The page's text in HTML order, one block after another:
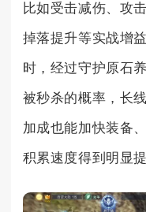
比如受击减伤、攻
掉落提升等实战增
时，经过守护原石
被秒杀的概率，长
加成也能加快装备
积累速度得到明显提